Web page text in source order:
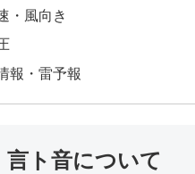
・風向き
報・雷予報
ト音について